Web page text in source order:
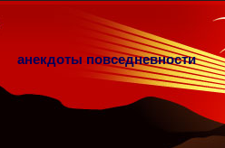
анекдоты повседневности